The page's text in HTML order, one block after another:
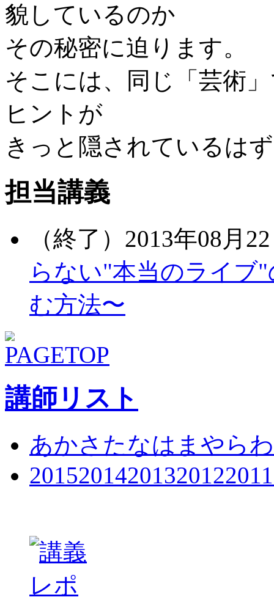
貌しているのか
その秘密に迫ります。
そこには、同じ「芸術
ヒントが
きっと隠されているは
担当講義
（終了）2013年08月
らない"本当のライブ
む方法〜
講師リスト
あかさ たなは ま や らわ
20152014201320122011